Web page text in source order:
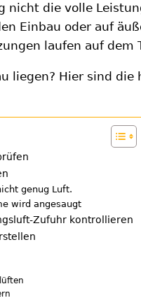
nicht die volle
Einbau oder auf
laufen auf dem
liegen? Hier sind
genug Luft.
wird angesaugt
Zufuhr kontrollieren